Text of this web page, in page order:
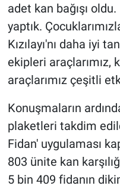
adet kan bağışı
yaptık.
Kızılayı'nı daha iyi
ekipleri araçlarımız,
araçlarımız çeşitli
Konuşmaların
plaketleri takdim
Fidan' uygulaması
803 ünite kan
5 bin 409 fidanın